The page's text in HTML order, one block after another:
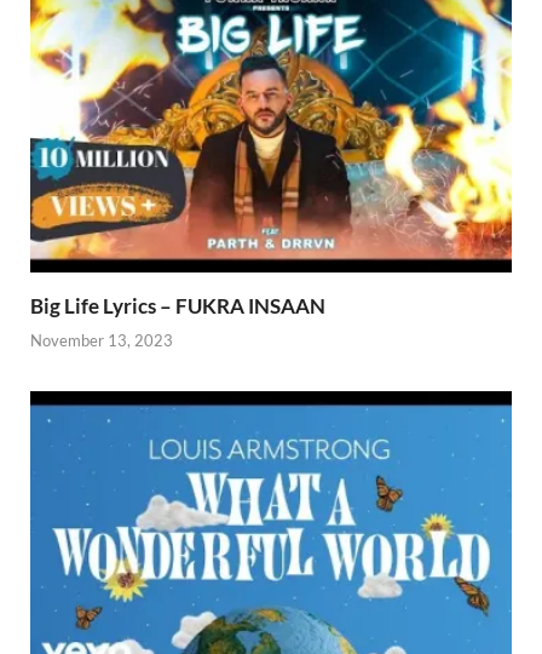
Big Life Lyrics – FUKRA INSAAN
November 13, 2023